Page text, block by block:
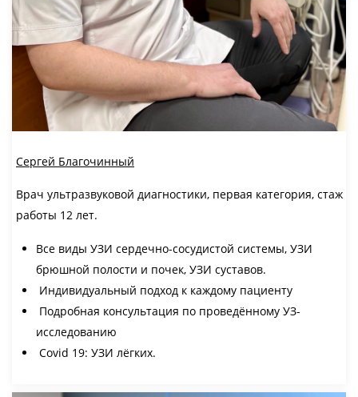
Сергей Благочинный
Врач ультразвуковой диагностики, первая категория, стаж
работы 12 лет.
Все виды УЗИ сердечно-сосудистой системы, УЗИ
брюшной полости и почек, УЗИ суставов.
Индивидуальный подход к каждому пациенту
Подробная консультация по проведённому УЗ-
исследованию
Covid 19: УЗИ лёгких.